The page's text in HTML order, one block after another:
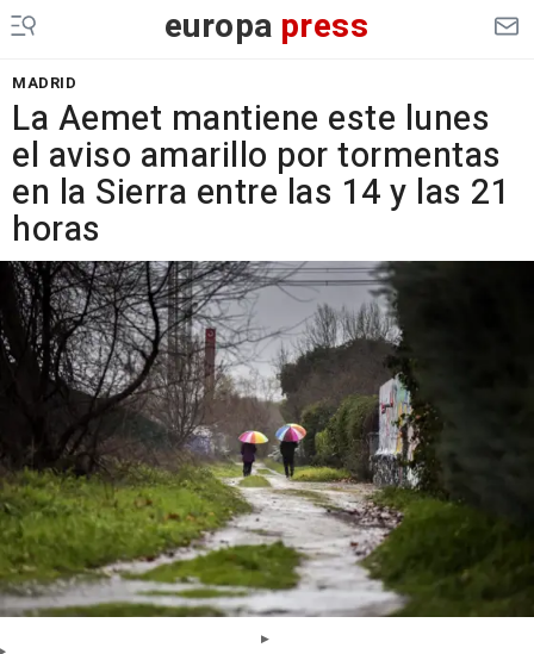
europa press
MADRID
La Aemet mantiene este lunes
el aviso amarillo por tormentas
en la Sierra entre las 14 y las 21
horas